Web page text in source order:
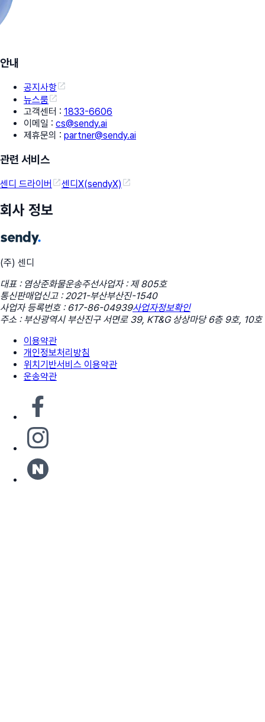
안내
공지사항
뉴스룸
고객센터 : 1833-6606
이메일 : cs@sendy.ai
제휴문의 : partner@sendy.ai
관련 서비스
센디 드라이버 센디X(sendyX)
회사 정보
(주) 센디
대표 : 염상준화물운송주선사업자 : 제 805호
통신판매업신고 : 2021-부산부산진-1540
사업자 등록번호 : 617-86-04939사업자정보확인
주소 : 부산광역시 부산진구 서면로 39, KT&G 상상마당 6층 9호, 10호
이용약관
개인정보처리방침
위치기반서비스 이용약관
운송약관